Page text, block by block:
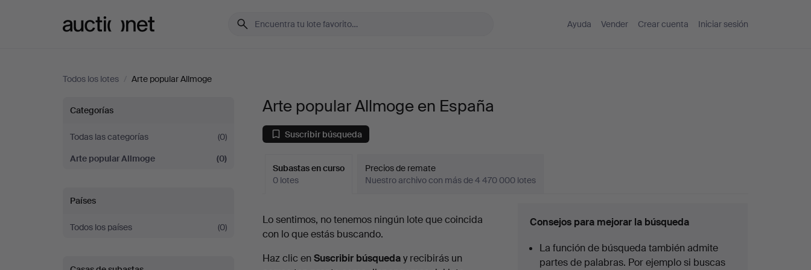
Ayuda Vender Crear cuenta Iniciar sesión
Todos los lotes / Arte popular Allmoge
Arte
popular
Allmoge
en
España
Categorías
Todas las categorías
(0)
Arte popular Allmoge
(0)
Países
Todos los países (0)
Arte popular Allmoge en España
Suscribir búsqueda
Subastas en curso
0 lotes
Precios de remate
Nuestro archivo con más de 4 470 000 lotes
Subastas
en
curso
Lo sentimos, no tenemos ningún lote que coincida
con lo que estás buscando.
Haz clic enSuscribir búsqueday recibirás un
Consejos para mejorar la búsqueda
La función de búsqueda también admite
partes de palabras. Por ejemplo si buscas